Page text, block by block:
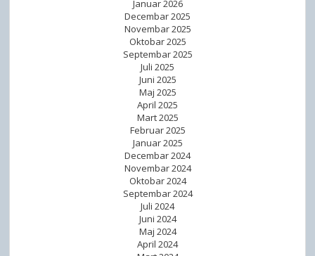
d
i
t
e
u
B
e
r
a
b
a
r
.
g
o
d
i
Januar 2026
Decembar 2025
Novembar 2025
Oktobar 2025
Septembar 2025
Juli 2025
Juni 2025
Maj 2025
April 2025
Mart 2025
Februar 2025
Januar 2025
Decembar 2024
Novembar 2024
Oktobar 2024
Septembar 2024
Juli 2024
Juni 2024
Maj 2024
April 2024